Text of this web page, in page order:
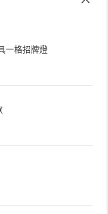
一格招牌燈